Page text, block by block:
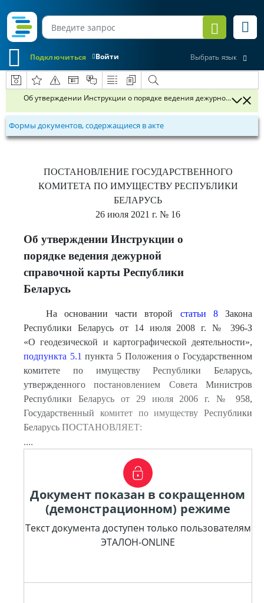
Войти
Подключиться Выбрать язык
Об утверждении Инструкции о порядке ведения дежурной
Формы документов, содержащиеся в акте
ПОСТАНОВЛЕНИЕ ГОСУДАРСТВЕННОГО
КОМИТЕТА ПО ИМУЩЕСТВУ РЕСПУБЛИКИ
БЕЛАРУСЬ
26 июля 2021 г. № 16
Об утверждении Инструкции о
порядке ведения дежурной
справочной карты Республики
Беларусь
На основании части второй статьи 8Закона
Республики Беларусь от 14 июля 2008 г. № 396-З
«О геодезической и картографической деятельности»,
подпункта 5.1 пункта 5 Положения о Государственном
комитете по имуществу Республики Беларусь,
утвержденного постановлением Совета Министров
Республики Беларусь от 29 июля 2006 г. № 958,
Государственный комитет по имуществу Республики
Беларусь ПОСТАНОВЛЯЕТ:
....
Документ показан в сокращенном
(демонстрационном) режиме
Текст документа доступен только пользователям
ЭТАЛОН-ONLINE